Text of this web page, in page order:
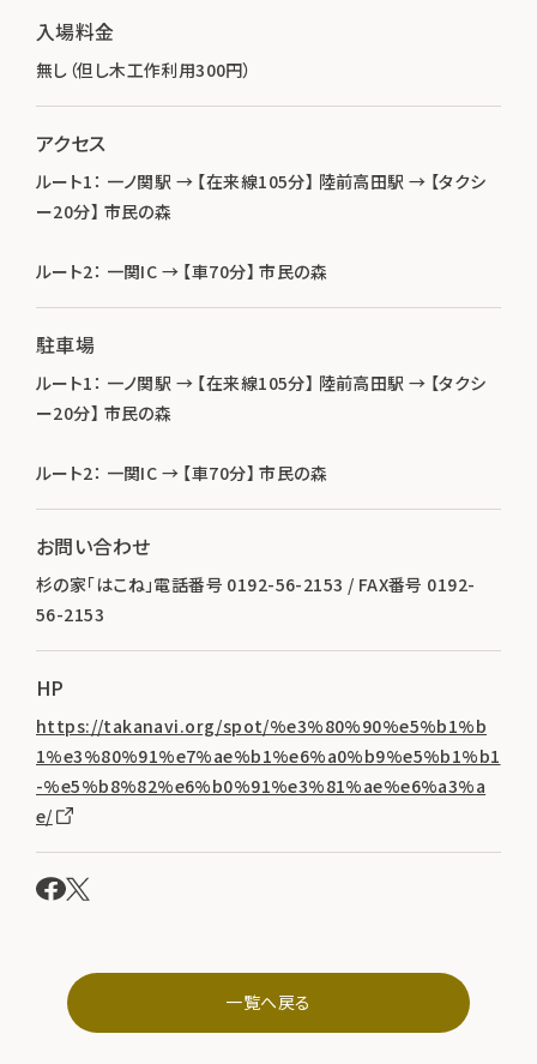
入場料金
無し（但し木工作利用300円）
アクセス
ルート1： 一ノ関駅 → 【在来線105分】 陸前高田駅 → 【タクシ
ー20分】 市民の森
ルート2： 一関IC → 【車70分】 市民の森
駐車場
ルート1： 一ノ関駅 → 【在来線105分】 陸前高田駅 → 【タクシ
ー20分】 市民の森
ルート2： 一関IC → 【車70分】 市民の森
お問い合わせ
杉の家「はこね」電話番号 0192-56-2153 / FAX番号 0192-
56-2153
HP
https://takanavi.org/spot/%e3%80%90%e5%b1%b
1%e3%80%91%e7%ae%b1%e6%a0%b9%e5%b1%b1
-%e5%b8%82%e6%b0%91%e3%81%ae%e6%a3%a
e/
一覧へ戻る